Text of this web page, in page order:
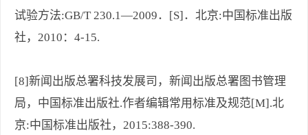
试验方法:GB/T 230.1—2009．[S]．北京:中国标准出版
社，2010：4-15.
[8]新闻出版总署科技发展司，新闻出版总署图书管理
局，中国标准出版社.作者编辑常用标准及规范[M].北
京:中国标准出版社，2015:388-390.